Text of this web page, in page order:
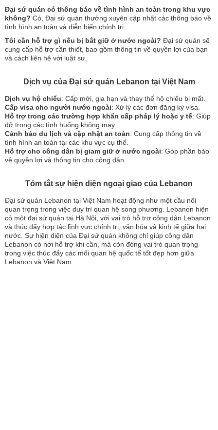
Đại sứ quán có thông báo về tình hình an toàn trong khu vực
không? Có, Đại sứ quán thường xuyên cập nhật các thông báo về
tình hình an toàn và diễn biến chính trị.
Tôi cần hỗ trợ gì nếu bị bắt giữ ở nước ngoài? Đại sứ quán sẽ
cung cấp hỗ trợ cần thiết, bao gồm thông tin về quyền lợi của bạn
và cách liên hệ với luật sư.
Dịch vụ của Đại sứ quán Lebanon tại Việt Nam
Dịch vụ hộ chiếu: Cấp mới, gia hạn và thay thế hộ chiếu bị mất.
Cấp visa cho người nước ngoài: Xử lý các đơn đăng ký visa.
Hỗ trợ trong các trường hợp khẩn cấp pháp lý hoặc y tế: Giúp
đỡ trong các tình huống không may.
Cảnh báo du lịch và cập nhật an toàn: Cung cấp thông tin về
tình hình an toàn tại các khu vực cụ thể.
Hỗ trợ cho công dân bị giam giữ ở nước ngoài: Góp phần bảo
vệ quyền lợi và thông tin cho công dân.
Tóm tắt sự hiện diện ngoại giao của Lebanon
Đại sứ quán Lebanon tại Việt Nam hoạt động như một cầu nối
quan trọng trong việc duy trì quan hệ song phương. Lebanon hiện
có một đại sứ quán tại Hà Nội, với vai trò hỗ trợ công dân Lebanon
và thúc đẩy hợp tác lĩnh vực chính trị, văn hóa và kinh tế giữa hai
nước. Sự hiện diện của Đại sứ quán không chỉ giúp công dân
Lebanon có nơi hỗ trợ khi cần, mà còn đóng vai trò quan trọng
trong việc thúc đẩy các mối quan hệ quốc tế tốt đẹp hơn giữa
Lebanon và Việt Nam.